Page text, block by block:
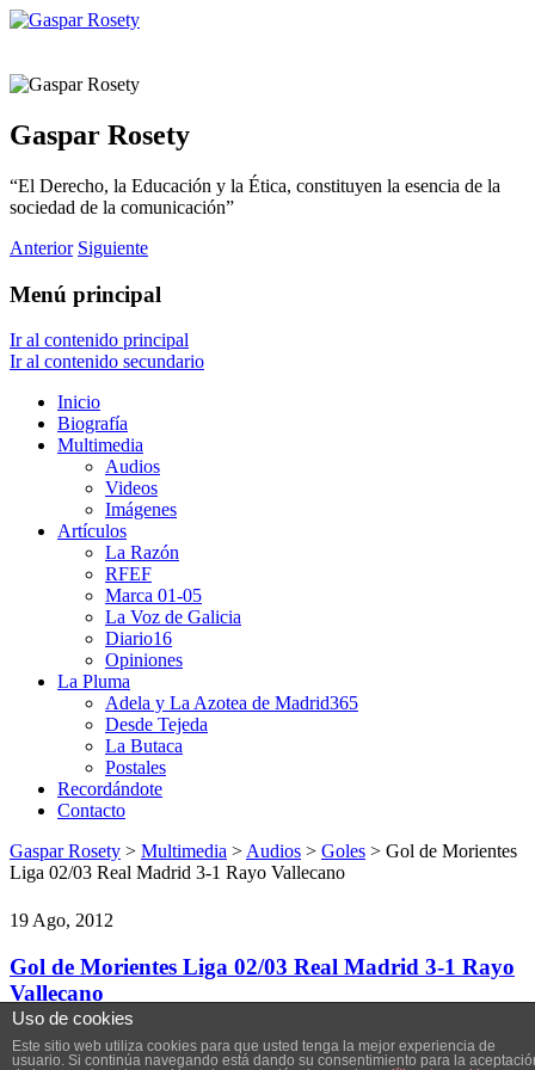
Gaspar Rosety
“El Derecho, la Educación y la Ética, constituyen la esencia de la
sociedad de la comunicación”
Anterior Siguiente
Menú principal
Ir al contenido principal
Ir al contenido secundario
Inicio
Biografía
Multimedia
Audios
Videos
Imágenes
Artículos
La Razón
RFEF
Marca 01-05
La Voz de Galicia
Diario16
Opiniones
La Pluma
Adela y La Azotea de Madrid365
Desde Tejeda
La Butaca
Postales
Recordándote
Contacto
Gaspar Rosety > Multimedia >Audios > Goles > Gol de Morientes
Liga 02/03 Real Madrid 3-1 Rayo Vallecano
19 Ago, 2012
Gol de Morientes Liga 02/03 Real Madrid 3-1 Rayo
Vallecano
Gol de Morientes Real Madrid 1-1 Rayo Vallecano
Uso de cookies
Este sitio web utiliza cookies para que usted tenga la mejor experiencia de
usuario. Si continúa navegando está dando su consentimiento para la